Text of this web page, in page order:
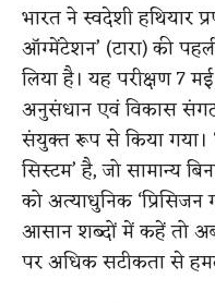
भारत ने स्वदेशी हथियार
ऑग्मेंटेशन’ (टारा) की
लिया है। यह परीक्षण 7
अनुसंधान एवं विकास
संयुक्त रूप से किया गया।
सिस्टम’ है, जो सामान्य
को अत्याधुनिक ‘प्रिसिजन
आसान शब्दों में कहें तो
पर अधिक सटीकता से